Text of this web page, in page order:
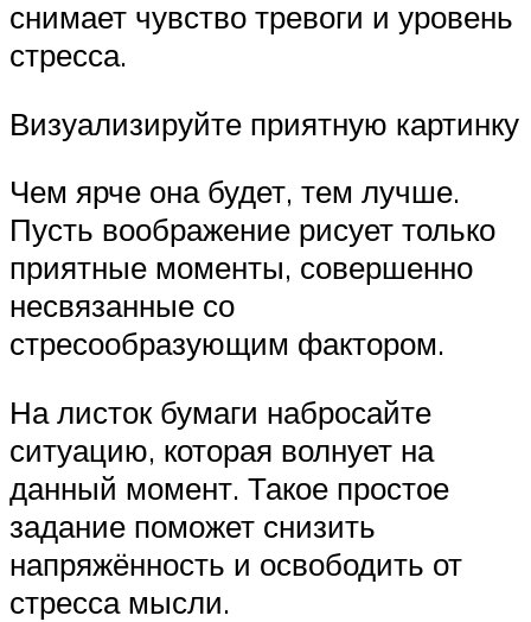
снимает чувство тревоги и уровень
стресса.
Визуализируйте приятную картинку
Чем ярче она будет, тем лучше.
Пусть воображение рисует только
приятные моменты, совершенно
несвязанные со
стресообразующим фактором.
На листок бумаги набросайте
ситуацию, которая волнует на
данный момент. Такое простое
задание поможет снизить
напряжённость и освободить от
стресса мысли.